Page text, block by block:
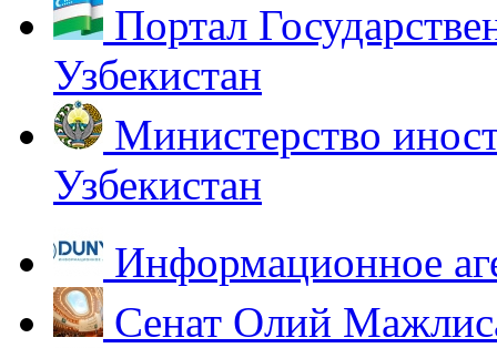
Портал
Узбекистан
Министерство
Узбекистан
Информационное
Сенат Олий